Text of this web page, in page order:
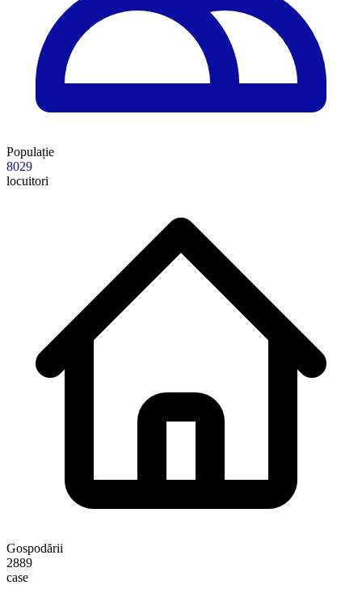
Populație
8029
locuitori
Gospodării
2889
case